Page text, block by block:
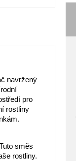
navržený
pro
rostliny
směs
rostliny.